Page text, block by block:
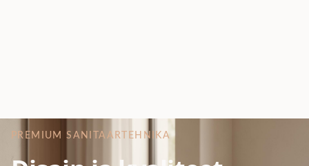
PREMIUM SANITAARTEHNIKA